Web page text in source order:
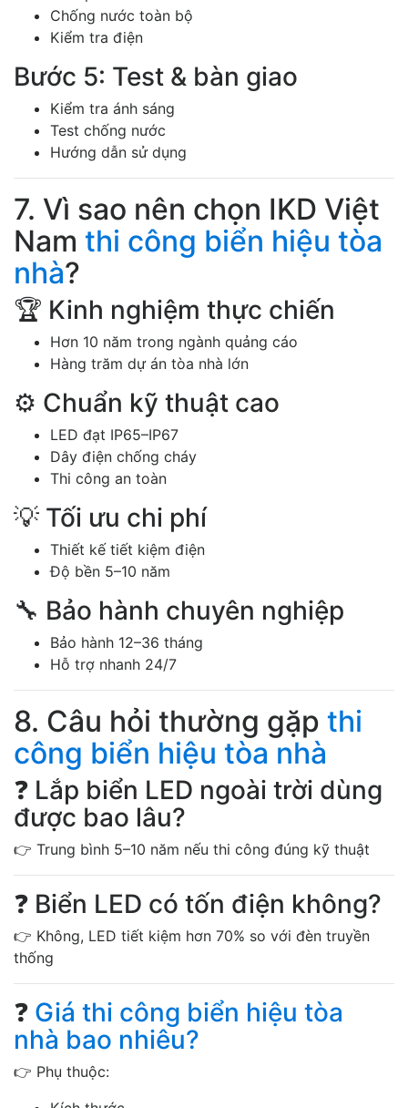
Chống nước toàn bộ
Kiểm tra điện
Bước 5: Test & bàn giao
Kiểm tra ánh sáng
Test chống nước
Hướng dẫn sử dụng
7. Vì sao nên chọn IKD Việt
Nam thi công biển hiệu tòa
nhà?
🏆 Kinh nghiệm thực chiến
Hơn 10 năm trong ngành quảng cáo
Hàng trăm dự án tòa nhà lớn
⚙️ Chuẩn kỹ thuật cao
LED đạt IP65–IP67
Dây điện chống cháy
Thi công an toàn
💡 Tối ưu chi phí
Thiết kế tiết kiệm điện
Độ bền 5–10 năm
🔧 Bảo hành chuyên nghiệp
Bảo hành 12–36 tháng
Hỗ trợ nhanh 24/7
8. Câu hỏi thường gặp thi
công biển hiệu tòa nhà
❓ Lắp biển LED ngoài trời dùng
được bao lâu?
👉 Trung bình 5–10 năm nếu thi công đúng kỹ thuật
❓ Biển LED có tốn điện không?
👉 Không, LED tiết kiệm hơn 70% so với đèn truyền
thống
❓ Giá thi công biển hiệu tòa
nhà bao nhiêu?
👉 Phụ thuộc: